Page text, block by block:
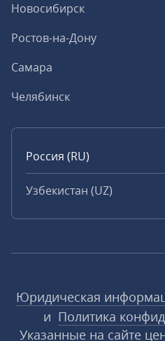
Новосибирск
Ростов-на-Дону
Самара
Челябинск
Россия (RU)
Узбекистан (UZ)
Юридическая
и Политика
Указанные на сайте